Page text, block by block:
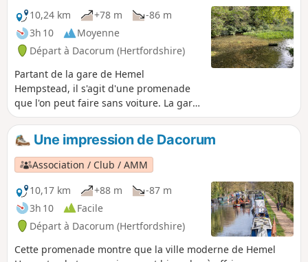
10,24 km
+78 m
-86 m
3h 10
Moyenne
Départ à Dacorum (Hertfordshire)
Partant de la gare de Hemel
Hempstead, il s'agit d'une promenade
que l'on peut faire sans voiture. La gare
se trouve juste à la périphérie de la
ville, de sorte que la quasi-totalité de
l'itinéraire se déroule en pleine nature,
en grande partie sur les terres du
Boxmoor Trust, sur le plateau des
Chilterns et le long du Grand Union
Canal. Il y a de nombreux rappels de
l'histoire de la région, de 1594 à la
Seconde Guerre mondiale. Si vous avez
de la chance, vous pourrez voir
Une impression de Dacorum
Association / Club / AMM
10,17 km
+88 m
-87 m
3h 10
Facile
Départ à Dacorum (Hertfordshire)
Cette promenade montre que la ville moderne de Hemel